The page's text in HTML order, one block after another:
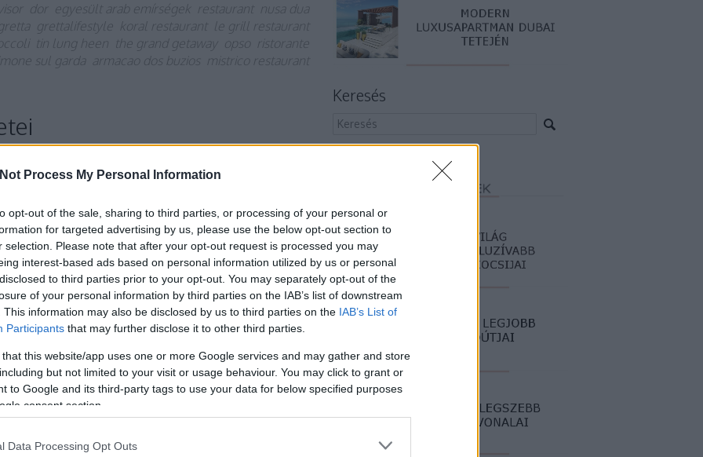
Process My Personal Information
opt-out of the sale, sharing to third parties, or processing of your personal or
for targeted advertising by us, please use the below opt-out section to
selection. Please note that after your opt-out request is processed you may
interest-based ads based on personal information utilized by us or personal
to third parties prior to your opt-out. You may separately opt-out of the
of your personal information by third parties on the IAB’s list of downstream
This information may also be disclosed by us to third parties on the IAB’s List of
Participants that may further disclose it to other third parties.
that this website/app uses one or more Google services and may gather and store
but not limited to your visit or usage behaviour. You may click to grant or
to Google and its third-party tags to use your data for below specified purposes
consent section.
Data Processing Opt Outs
dor egyesült arab emírségek restaurant
nusa dua
grettalifestyle koral restaurant
le grill restaurant
tin lung heen the grand getaway opso
ristorante
limone sul garda armacao dos buzios mistrico restaurant
is volt kérdés, hogy útjára indítom új cikksorozatomat,
helyeinek legszebb épületeit veszem
is a sort az arab luxus és a felhőkarcolók városával,
TOVÁBB
komment
utazás travel atlantis dubai nyaralás luxus szálloda
al arab top10 dubaj világjárás luxury egyesült arab
atlantis the palm
Keresés